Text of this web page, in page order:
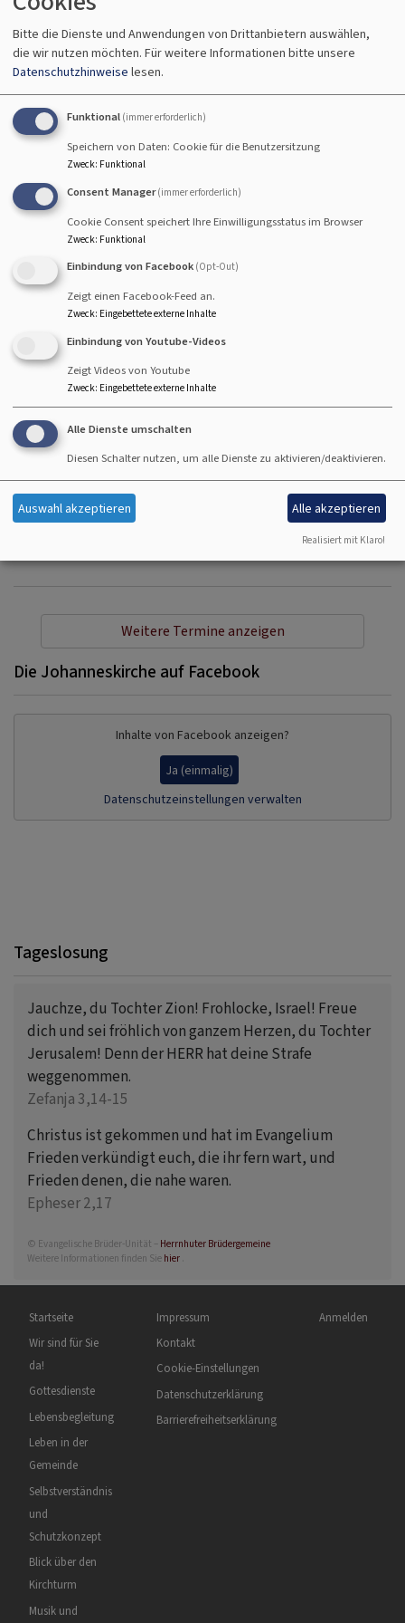
Prädikantin Susanne Freund
So, 16.8. 10 Uhr
Gottesdienst - anschließend Kirchenkaffee
Lektor Koch und Rabbinerin Deusel
Hallstadt Johanneskirche Hallstadt
So, 23.8. 10 Uhr
Gottesdienst - anschließend Kirchenkaffee
Lektorin Herold
Hallstadt
So, 30.8. 10 Uhr
Gottesdienst - anschließend Kirchenkaffee
Lektorin i.A.Teske
Hallstadt Johanneskirche Hallstadt
Weitere Termine anzeigen
Die Johanneskirche auf Facebook
Inhalte von Facebook anzeigen?
Ja (einmalig)
Datenschutzeinstellungen verwalten
Tageslosung
Jauchze, du Tochter Zion! Frohlocke, Israel! Freue
dich und sei fröhlich von ganzem Herzen, du Tochter
Jerusalem! Denn der HERR hat deine Strafe
weggenommen.
Zefanja 3,14-15
Christus ist gekommen und hat im Evangelium
Frieden verkündigt euch, die ihr fern wart, und
Frieden denen, die nahe waren.
Epheser 2,17
© Evangelische Brüder-Unität – Herrnhuter Brüdergemeine
Weitere Informationen finden Sie hier .
Hauptnavigation
Startseite
Wir sind für Sie
da!
Gottesdienste
Lebensbegleitung
Leben in der
Gemeinde
Selbstverständnis
und
Schutzkonzept
Blick über den
Kirchturm
Musik und
Fußbereichsmenü
Impressum
Kontakt
Cookie-Einstellungen
Datenschutzerklärung
Barrierefreiheitserklärung
Benutzermenü
Anmelden
Bitte die Dienste und Anwendungen von Drittanbietern auswählen,
die wir nutzen möchten. Für weitere Informationen bitte unsere
Datenschutzhinweise lesen.
Funktional (immer erforderlich)
Speichern von Daten: Cookie für die Benutzersitzung
Zweck: Funktional
Consent Manager (immer erforderlich)
Cookie Consent speichert Ihre Einwilligungsstatus im Browser
Zweck: Funktional
Einbindung von Facebook (Opt-Out)
Zeigt einen Facebook-Feed an.
Zweck: Eingebettete externe Inhalte
Einbindung von Youtube-Videos
Zeigt Videos von Youtube
Zweck: Eingebettete externe Inhalte
Alle Dienste umschalten
Diesen Schalter nutzen, um alle Dienste zu aktivieren/deaktivieren.
Auswahl akzeptieren Alle akzeptieren
Realisiert mit Klaro!